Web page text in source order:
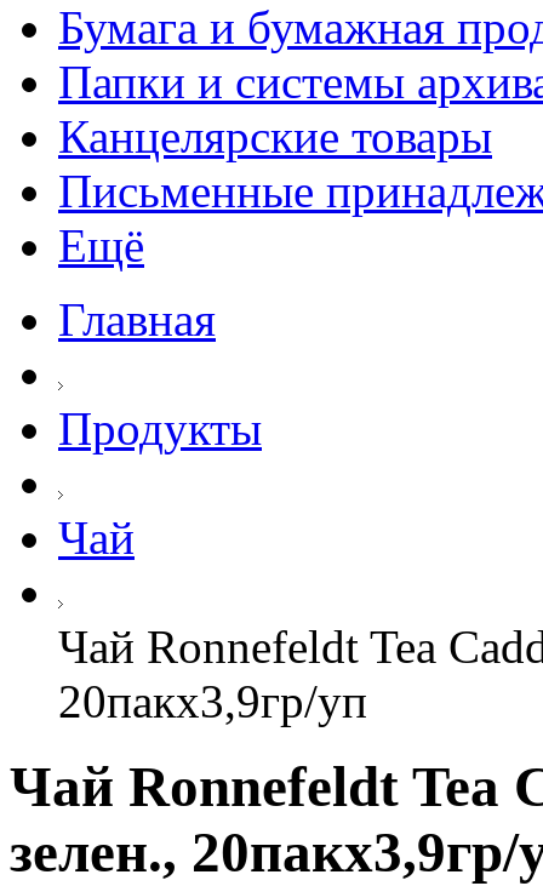
Бумага и бумажная
Папки и системы
Канцелярские товары
Письменные
Ещё
Главная
Продукты
Чай
Чай Ronnefeldt Tea
20пакx3,9гр/уп
Чай Ronnefeldt Tea
зелен., 20пакx3,9гр/